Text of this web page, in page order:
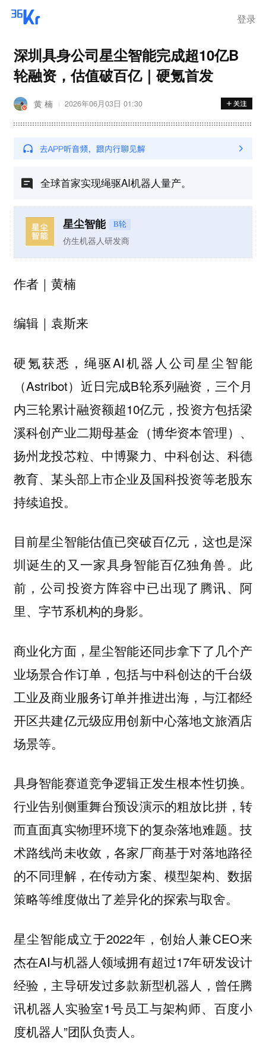
登录
深圳具身公司星尘智能完成超10亿B
轮融资，估值破百亿｜硬氪首发
黄 楠 2026年06月03日 01:30
全球首家实现绳驱AI机器人量产。
星尘智能 B轮
仿生机器人研发商
作者｜黄楠
编辑｜袁斯来
硬氪获悉，绳驱AI机器人公司星尘智能
（Astribot）近日完成B轮系列融资，三个月
内三轮累计融资额超10亿元，投资方包括梁
溪科创产业二期母基金（博华资本管理）、
扬州龙投芯粒、中博聚力、中科创达、科德
教育、某头部上市企业及国科投资等老股东
持续追投。
目前星尘智能估值已突破百亿元，这也是深
圳诞生的又一家具身智能百亿独角兽。此
前，公司投资方阵容中已出现了腾讯、阿
里、字节系机构的身影。
商业化方面，星尘智能还同步拿下了几个产
业场景合作订单，包括与中科创达的千台级
工业及商业服务订单并推进出海，与江都经
开区共建亿元级应用创新中心落地文旅酒店
场景等。
具身智能赛道竞争逻辑正发生根本性切换。
行业告别侧重舞台预设演示的粗放比拼，转
而直面真实物理环境下的复杂落地难题。技
术路线尚未收敛，各家厂商基于对落地路径
的不同理解，在传动方案、模型架构、数据
策略等维度做出了差异化的探索与取舍。
星尘智能成立于2022年，创始人兼CEO来
杰在AI与机器人领域拥有超过17年研发设计
经验，主导研发过多款新型机器人，曾任腾
讯机器人实验室1号员工与架构师、百度小
度机器人”团队负责人。